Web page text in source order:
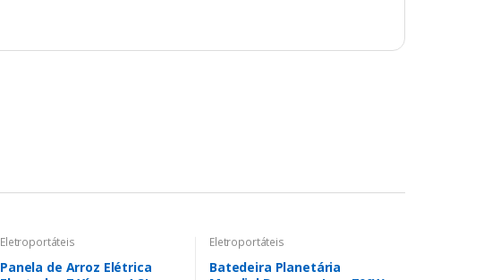
Eletroportáteis
Panela de Arroz Elétrica
Eletroportáteis
Batedeira Planetária